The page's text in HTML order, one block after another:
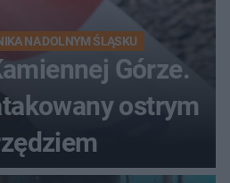
NA DOLNYM ŚLĄSKU
Górze.
ostrym